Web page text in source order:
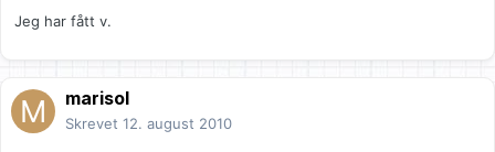
Jeg har fått v.
marisol
Skrevet 12. august 2010